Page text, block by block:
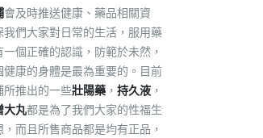
會及時推送健康、藥品相關資
我們大家對日常的生活，服用藥
個正確的認識，防範於未然，
健康的身體是最為重要的。目前
所推出的一些壯陽藥 ， 持久液 ，
大丸都是為了我們大家的性福生
，而且所售商品都是均有正品，